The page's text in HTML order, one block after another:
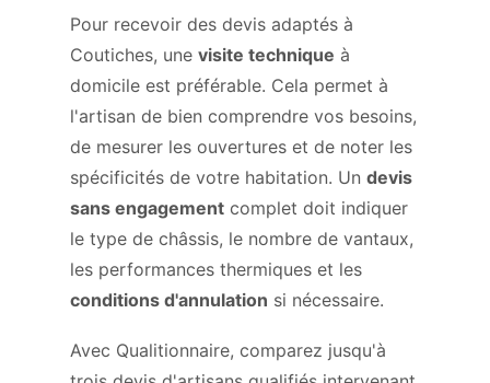
Pour recevoir des devis adaptés à
Coutiches, une visite technique à
domicile est préférable. Cela permet à
l'artisan de bien comprendre vos besoins,
de mesurer les ouvertures et de noter les
spécificités de votre habitation. Un devis
sans engagement complet doit indiquer
le type de châssis, le nombre de vantaux,
les performances thermiques et les
conditions d'annulation si nécessaire.
Avec Qualitionnaire, comparez jusqu'à